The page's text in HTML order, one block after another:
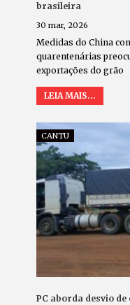
brasileira
30 mar, 2026
Medidas do China
quarentenárias
exportações do grão
LEIA MAIS...
CANTU
PC aborda desvio